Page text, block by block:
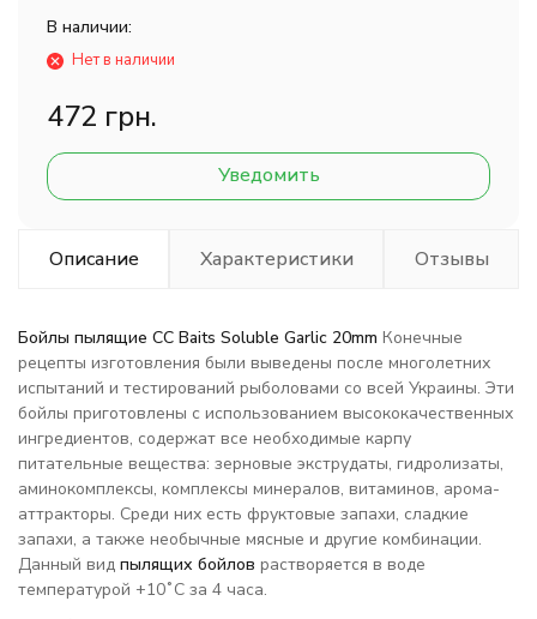
В наличии:
Нет в наличии
472 грн.
Уведомить
Описание Характеристики Отзывы
Бойлы пылящие CC Baits Soluble Garlic 20mm Конечные
рецепты изготовления были выведены после многолетних
испытаний и тестирований рыболовами со всей Украины. Эти
бойлы приготовлены с использованием высококачественных
ингредиентов, содержат все необходимые карпу
питательные вещества: зерновые экструдаты, гидролизаты,
аминокомплексы, комплексы минералов, витаминов, арома-
аттракторы. Среди них есть фруктовые запахи, сладкие
запахи, а также необычные мясные и другие комбинации.
Данный вид пылящих бойлов растворяется в воде
температурой +10˚С за 4 часа.